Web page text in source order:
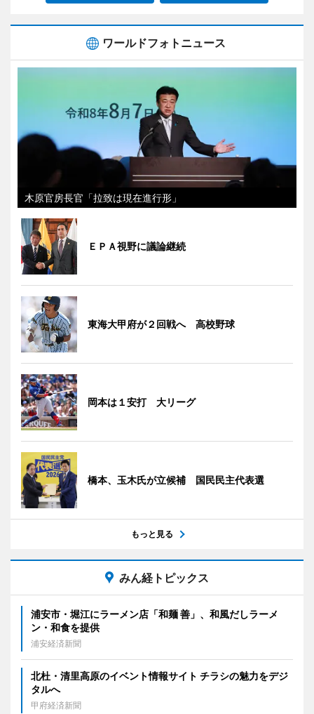
ワールドフォトニュース
木原官房長官「拉致は現在進行形」
ＥＰＡ視野に議論継続
東海大甲府が２回戦へ 高校野球
岡本は１安打 大リーグ
橋本、玉木氏が立候補 国民民主代表選
もっと見る
みん経トピックス
浦安市・堀江にラーメン店「和麺 善」、和風だしラーメ
ン・和食を提供
浦安経済新聞
北杜・清里高原のイベント情報サイト チラシの魅力をデジ
タルへ
甲府経済新聞